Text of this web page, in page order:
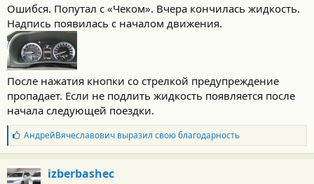
Ошибся. Попутал с «Чеком». Вчера кончилась жидкость.
Надпись появилась с началом движения.
После нажатия кнопки со стрелкой предупреждение
пропадает. Если не подлить жидкость появляется после
начала следующей поездки.
Б
л
а
г
о
АндрейВячеславовичвыразил свою благодарность
izberbashec